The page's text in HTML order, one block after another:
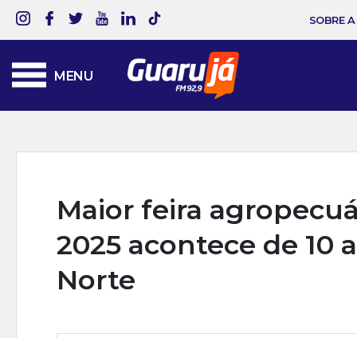
SOBRE
MENU
Maior feira
2025 acontece de 10
Norte